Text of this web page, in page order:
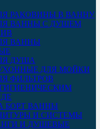
РАКОВИНЫ В ВАННУ
ВАННЫ С ДУШЕМ
ВАННЫ
ДУША
ДЛЯ МОЙКИ
ФИЛЬТРОВ
БОРТ ВАННЫ
И СИСТЕМЫ
И ДУШЕВЫЕ